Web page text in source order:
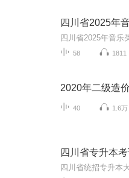
四川省2025年
四川省2025年音乐
58 1811
2020年二级造
40 1.6万
四川省专升本